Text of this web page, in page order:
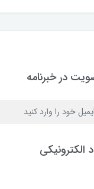
در خبرنامه
الکترونیکی